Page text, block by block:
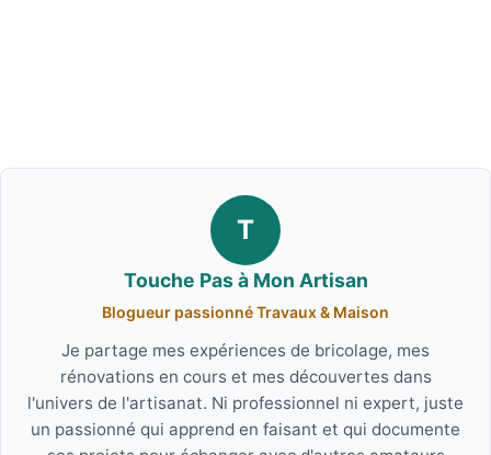
T
Touche Pas à Mon Artisan
Blogueur passionné Travaux & Maison
Je partage mes expériences de bricolage, mes
rénovations en cours et mes découvertes dans
l'univers de l'artisanat. Ni professionnel ni expert, juste
un passionné qui apprend en faisant et qui documente